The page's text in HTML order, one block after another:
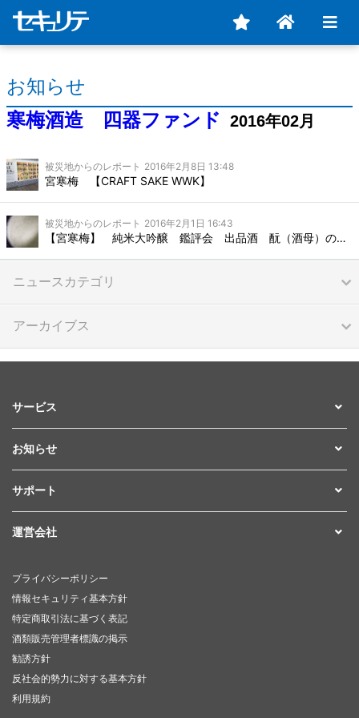
お知らせ
寒梅酒造 四器ファンド
2016年02月
被災地からのレポート 2016年2月8日 13:48
宮寒梅 【CRAFT SAKE WWK】
被災地からのレポート 2016年2月1日 16:43
【宮寒梅】 純米大吟醸 鑑評会 出品酒 酛（酒母）の様子
ニュースカテゴリ
アーカイブス
サービス
お知らせ
サポート
運営会社
プライバシーポリシー
情報セキュリティ基本方針
特定商取引法に基づく表記
酒類販売管理者標識の掲示
勧誘方針
反社会的勢力に対する基本方針
利用規約